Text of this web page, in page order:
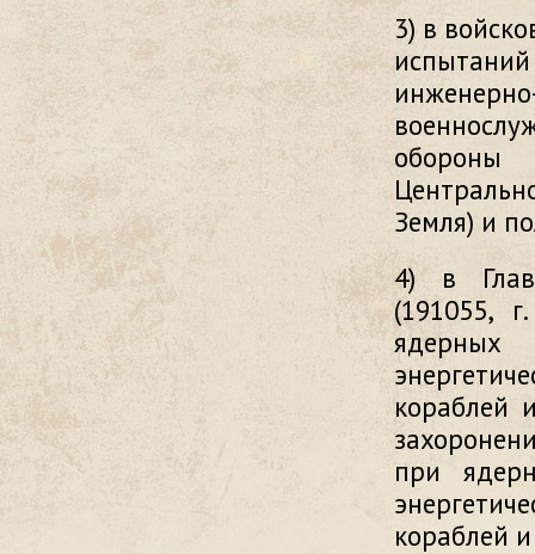
3) в
обороны
Земля) и
4) в
(191055,
кораблей
при
кораблей